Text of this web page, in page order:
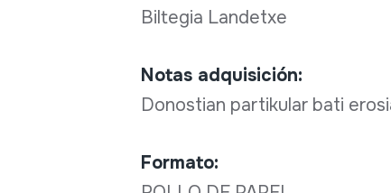
Biltegia Landetxe
Notas adquisición:
Donostian partikular bati
Formato: